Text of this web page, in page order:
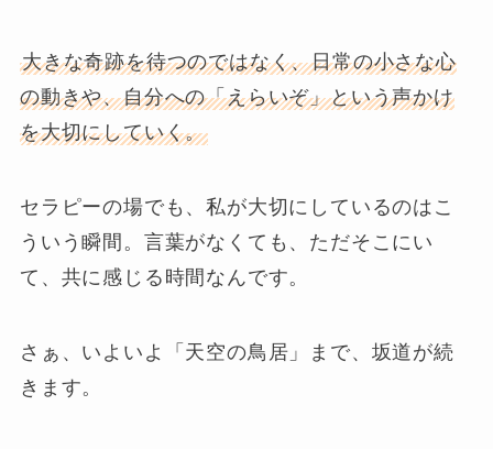
大きな奇跡を待つのではなく、日常の小さな心
の動きや、自分への「えらいぞ」という声かけ
を大切にしていく。
セラピーの場でも、私が大切にしているのはこ
ういう瞬間。言葉がなくても、ただそこにい
て、共に感じる時間なんです。
さぁ、いよいよ「天空の鳥居」まで、坂道が続
きます。